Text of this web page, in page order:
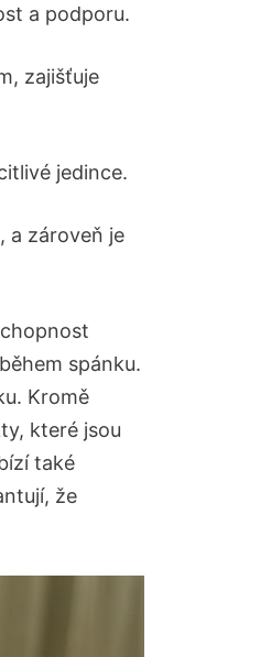
a podporu.
zajišťuje
jedince.
a zároveň je
spánku.
Kromě
které jsou
také
že